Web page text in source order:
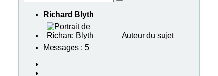
Richard Blyth
Auteur du sujet
Messages : 5